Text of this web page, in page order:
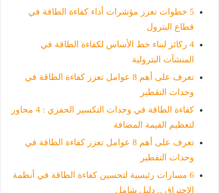
5 خطوات تعزز مؤشرات أداء كفاءة الطاقة في
قطاع البترول
4 ركائز لبناء خط الأساس لكفاءة الطاقة في
المنشآت البترولية
تعرف على أهم 8 عوامل تعزز كفاءة الطاقة في
وحدات التقطير
كفاءة الطاقة في وحدات التكسير الحفزي : 4 محاور
لتعظيم القيمة المضافة
تعرف على أهم 8 عوامل تعزز كفاءة الطاقة في
وحدات التقطير
6 مسارات رئيسية لتحسين كفاءة الطاقة في أنظمة
الاحتراق .. دليل شامل